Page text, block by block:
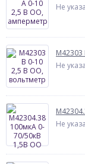
Не
М42303
Не
Не